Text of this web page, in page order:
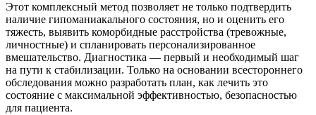
Этот комплексный метод позволяет не только подтвердить
наличие гипоманиакального состояния, но и оценить его
тяжесть, выявить коморбидные расстройства (тревожные,
личностные) и спланировать персонализированное
вмешательство. Диагностика — первый и необходимый шаг
на пути к стабилизации. Только на основании всестороннего
обследования можно разработать план, как лечить это
состояние с максимальной эффективностью, безопасностью
для пациента.